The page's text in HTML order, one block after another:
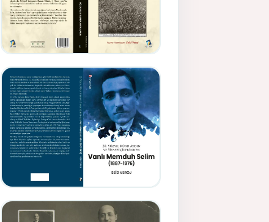
Gazeteci, Yazar, Hukukçu ve
Siyasetçi Kimliğiyle
Mevlanzade Rıfat - Seîd
Veroj
Memduh Selîmê Wanî (1887-
1876)